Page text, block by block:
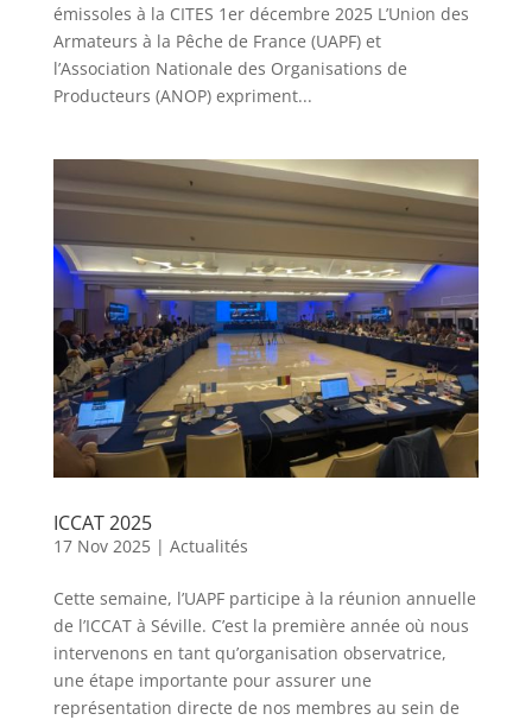
émissoles à la CITES 1er décembre 2025 L’Union des
Armateurs à la Pêche de France (UAPF) et
l’Association Nationale des Organisations de
Producteurs (ANOP) expriment...
ICCAT 2025
17 Nov 2025| Actualités
Cette semaine, l’UAPF participe à la réunion annuelle
de l’ICCAT à Séville. C’est la première année où nous
intervenons en tant qu’organisation observatrice,
une étape importante pour assurer une
représentation directe de nos membres au sein de